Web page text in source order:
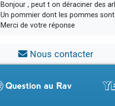
Bonjour , peut t on déraciner des
Un pommier dont les pommes
Merci de votre réponse
Nous contacter